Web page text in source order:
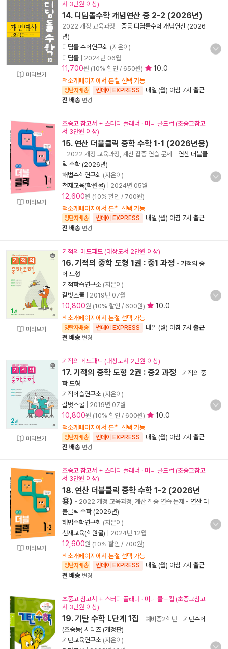
미리보기
서 3만원 이상)
14. 디딤돌수학 개념연산 중 2-2 (2026년) -
2022 개정 교육과정 - 중등 디딤돌수학 개념연산 (2026
년)
디딤돌 수학연구회 (지은이)
디딤돌
2024년 06월
11,700원 (10% 할인 / 650원) 10.0
책소개페이지에서 분철 선택 가능
양탄자배송 썬데이 EXPRESS 내일 (월) 아침 7시 출근
전 배송 변경
미리보기
초중고 참고서 + 스터디 플래너 · 미니 콜드컵 (초중고참고
서 3만원 이상)
15. 연산 더블클릭 중학 수학 1-1 (2026년용)
- 2022 개정 교육과정, 계산 집중 연습 문제 - 연산 더블클
릭 수학 (2026년)
해법수학연구회 (지은이)
천재교육(학원물)
2024년 05월
12,600원 (10% 할인 / 700원)
책소개페이지에서 분철 선택 가능
양탄자배송 썬데이 EXPRESS 내일 (월) 아침 7시 출근
전 배송 변경
미리보기
기적의 메모패드 (대상도서 2만원 이상)
16. 기적의 중학 도형 1권 : 중1 과정 - 기적의 중
학 도형
기적학습연구소 (지은이)
길벗스쿨
2019년 07월
10,800원 (10% 할인 / 600원) 10.0
책소개페이지에서 분철 선택 가능
양탄자배송 썬데이 EXPRESS 내일 (월) 아침 7시 출근
전 배송 변경
미리보기
기적의 메모패드 (대상도서 2만원 이상)
17. 기적의 중학 도형 2권 : 중2 과정 - 기적의 중
학 도형
기적학습연구소 (지은이)
길벗스쿨
2019년 07월
10,800원 (10% 할인 / 600원) 10.0
책소개페이지에서 분철 선택 가능
양탄자배송 썬데이 EXPRESS 내일 (월) 아침 7시 출근
전 배송 변경
미리보기
초중고 참고서 + 스터디 플래너 · 미니 콜드컵 (초중고참고
서 3만원 이상)
18. 연산 더블클릭 중학 수학 1-2 (2026년
용) - 2022 개정 교육과정, 계산 집중 연습 문제 - 연산 더
블클릭 수학 (2026년)
해법수학연구회 (지은이)
천재교육(학원물)
2024년 12월
12,600원 (10% 할인 / 700원)
책소개페이지에서 분철 선택 가능
양탄자배송 썬데이 EXPRESS 내일 (월) 아침 7시 출근
전 배송 변경
초중고 참고서 + 스터디 플래너 · 미니 콜드컵 (초중고참고
서 3만원 이상)
19. 기탄 수학 L단계 1집 - 예비중2학년 - 기탄수학
(초중등) 시리즈 (개정판)
기탄교육연구소 (지은이)